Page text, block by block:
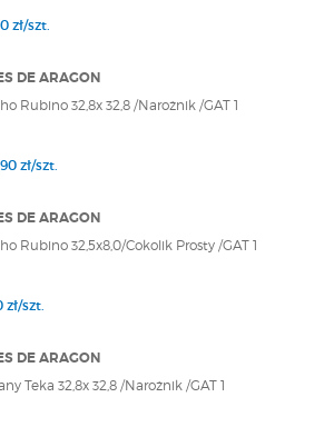
zł/szt.
DE ARAGON
Rubino 32,8x 32,8 /Narożnik /GAT 1
zł/szt.
DE ARAGON
Rubino 32,5x8,0/Cokolik Prosty /GAT 1
zł/szt.
DE ARAGON
Teka 32,8x 32,8 /Narożnik /GAT 1